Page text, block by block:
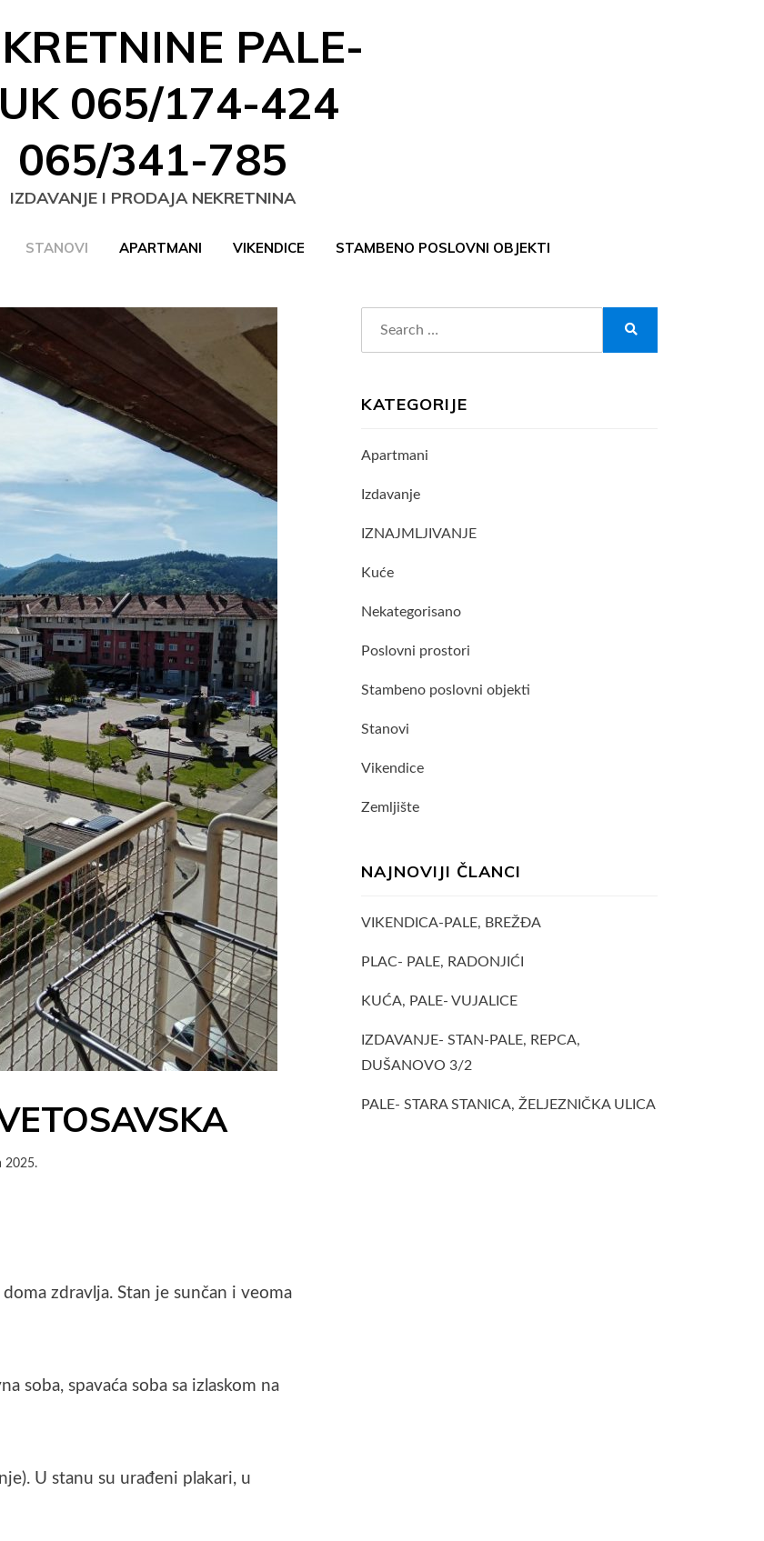
PALE-
065/174-424
065/341-785
IZDAVANJE I PRODAJA NEKRETNINA
STANOVI APARTMANI VIKENDICE STAMBENO POSLOVNI OBJEKTI
2025.
zdravlja. Stan je sunčan i veoma
soba, spavaća soba sa izlaskom na
U stanu su urađeni plakari, u
KATEGORIJE
Apartmani
Izdavanje
IZNAJMLJIVANJE
Kuće
Nekategorisano
Poslovni prostori
Stambeno poslovni objekti
Stanovi
Vikendice
Zemljište
NAJNOVIJI ČLANCI
VIKENDICA-PALE, BREŽĐA
PLAC- PALE, RADONJIĆI
KUĆA, PALE- VUJALICE
IZDAVANJE- STAN-PALE, REPCA,
DUŠANOVO 3/2
PALE- STARA STANICA, ŽELJEZNIČKA ULICA